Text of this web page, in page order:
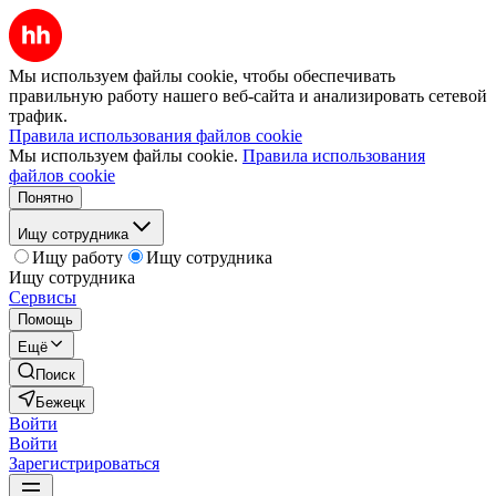
Мы используем файлы cookie, чтобы обеспечивать
правильную работу нашего веб-сайта и анализировать сетевой
трафик.
Правила использования файлов cookie
Мы используем файлы cookie. Правила использования
файлов cookie
Понятно
Ищу сотрудника
Ищу работу
Ищу сотрудника
Ищу сотрудника
Сервисы
Помощь
Ещё
Поиск
Бежецк
Войти
Войти
Зарегистрироваться